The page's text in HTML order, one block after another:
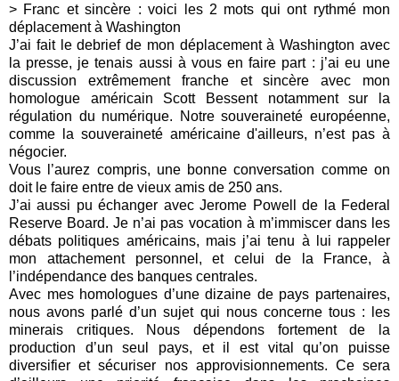
> Franc et sincère : voici les 2 mots qui ont rythmé mon
déplacement à Washington
J’ai fait le debrief de mon déplacement à Washington avec
la presse, je tenais aussi à vous en faire part : j’ai eu une
discussion extrêmement franche et sincère avec mon
homologue américain Scott Bessent notamment sur la
régulation du numérique. Notre souveraineté européenne,
comme la souveraineté américaine d'ailleurs, n’est pas à
négocier.
Vous l’aurez compris, une bonne conversation comme on
doit le faire entre de vieux amis de 250 ans.
J’ai aussi pu échanger avec Jerome Powell de la Federal
Reserve Board. Je n’ai pas vocation à m’immiscer dans les
débats politiques américains, mais j’ai tenu à lui rappeler
mon attachement personnel, et celui de la France, à
l’indépendance des banques centrales.
Avec mes homologues d’une dizaine de pays partenaires,
nous avons parlé d’un sujet qui nous concerne tous : les
minerais critiques. Nous dépendons fortement de la
production d’un seul pays, et il est vital qu’on puisse
diversifier et sécuriser nos approvisionnements. Ce sera